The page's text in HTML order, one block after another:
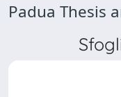
Padua Thesis